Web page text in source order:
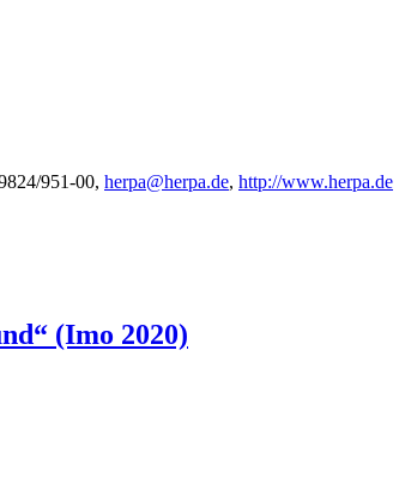
951-00, herpa@herpa.de, http://www.herpa.de
(Imo 2020)